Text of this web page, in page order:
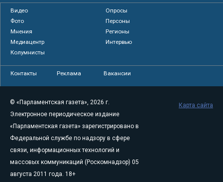
Видео
Опросы
Фото
Персоны
Мнения
Регионы
Медиацентр
Интервью
Колумнисты
Контакты Реклама Вакансии
© «Парламентская газета», 2026 г.
Электронное периодическое издание
«Парламентская газета» зарегистрировано в
Федеральной службе по надзору в сфере
связи, информационных технологий и
массовых коммуникаций (Роскомнадзор) 05
августа 2011 года. 18+
Карта сайта